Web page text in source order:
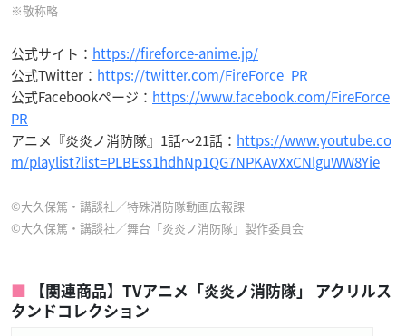
※敬称略
公式サイト： https://fireforce-anime.jp/
公式Twitter： https://twitter.com/FireForce_PR
公式Facebookページ： https://www.facebook.com/FireForce
PR
アニメ『炎炎ノ消防隊』1話〜21話： https://www.youtube.co
m/playlist?list=PLBEss1hdhNp1QG7NPKAvXxCNlguWW8Yie
©大久保篤・講談社／特殊消防隊動画広報課
©大久保篤・講談社／舞台「炎炎ノ消防隊」製作委員会
【関連商品】TVアニメ「炎炎ノ消防隊」 アクリルス
タンドコレクション